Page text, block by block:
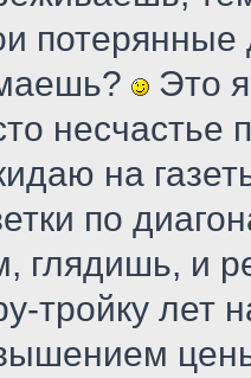
Это
несчастье
на
по
глядишь, и
тройку лет